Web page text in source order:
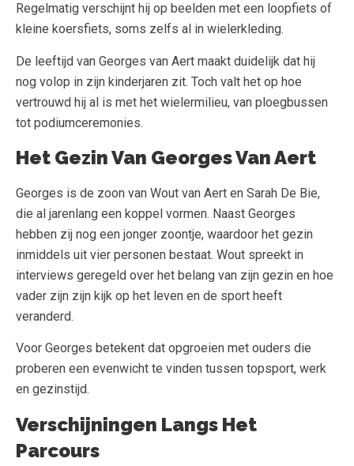
Regelmatig verschijnt hij op beelden met een loopfiets of
kleine koersfiets, soms zelfs al in wielerkleding.
De leeftijd van Georges van Aert maakt duidelijk dat hij
nog volop in zijn kinderjaren zit. Toch valt het op hoe
vertrouwd hij al is met het wielermilieu, van ploegbussen
tot podiumceremonies.
Het Gezin Van Georges Van Aert
Georges is de zoon van Wout van Aert en Sarah De Bie,
die al jarenlang een koppel vormen. Naast Georges
hebben zij nog een jonger zoontje, waardoor het gezin
inmiddels uit vier personen bestaat. Wout spreekt in
interviews geregeld over het belang van zijn gezin en hoe
vader zijn zijn kijk op het leven en de sport heeft
veranderd.
Voor Georges betekent dat opgroeien met ouders die
proberen een evenwicht te vinden tussen topsport, werk
en gezinstijd.
Verschijningen Langs Het
Parcours